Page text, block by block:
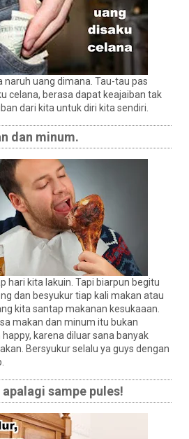
naruh uang dimana. Tau-tau pas
celana, berasa dapat keajaiban tak
dari kita untuk diri kita sendiri.
dan minum.
hari kita lakuin. Tapi biarpun begitu
dan besyukur tiap kali makan atau
kita santap makanan kesukaaan.
makan dan minum itu bukan
karena diluar sana banyak
Bersyukur selalu ya guys dengan
sampe pules!